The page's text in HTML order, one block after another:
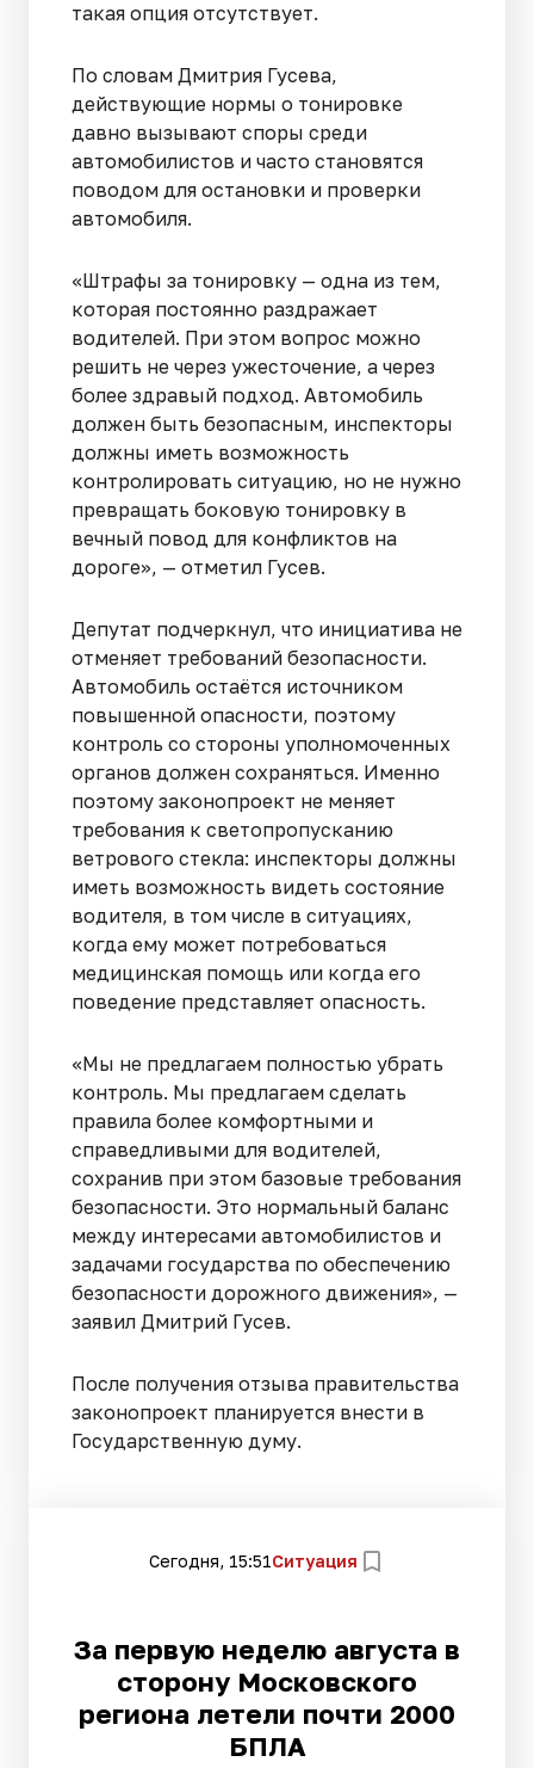
такая опция отсутствует.
По словам Дмитрия Гусева,
действующие нормы о тонировке
давно вызывают споры среди
автомобилистов и часто становятся
поводом для остановки и проверки
автомобиля.
«Штрафы за тонировку — одна из тем,
которая постоянно раздражает
водителей. При этом вопрос можно
решить не через ужесточение, а через
более здравый подход. Автомобиль
должен быть безопасным, инспекторы
должны иметь возможность
контролировать ситуацию, но не нужно
превращать боковую тонировку в
вечный повод для конфликтов на
дороге», — отметил Гусев.
Депутат подчеркнул, что инициатива не
отменяет требований безопасности.
Автомобиль остаётся источником
повышенной опасности, поэтому
контроль со стороны уполномоченных
органов должен сохраняться. Именно
поэтому законопроект не меняет
требования к светопропусканию
ветрового стекла: инспекторы должны
иметь возможность видеть состояние
водителя, в том числе в ситуациях,
когда ему может потребоваться
медицинская помощь или когда его
поведение представляет опасность.
«Мы не предлагаем полностью убрать
контроль. Мы предлагаем сделать
правила более комфортными и
справедливыми для водителей,
сохранив при этом базовые требования
безопасности. Это нормальный баланс
между интересами автомобилистов и
задачами государства по обеспечению
безопасности дорожного движения», —
заявил Дмитрий Гусев.
После получения отзыва правительства
законопроект планируется внести в
Государственную думу.
Сегодня, 15:51Ситуация
За первую неделю августа в
сторону Московского
региона летели почти 2000
БПЛА